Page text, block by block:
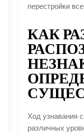
перестройки
КАК
Ход узнавания
различных